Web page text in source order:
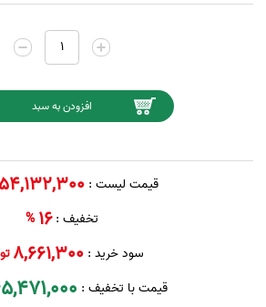
قیمت لیست : 54,132,300
تخفیف :16
%
سود خرید : 8,661,300
قیمت با تخفیف :